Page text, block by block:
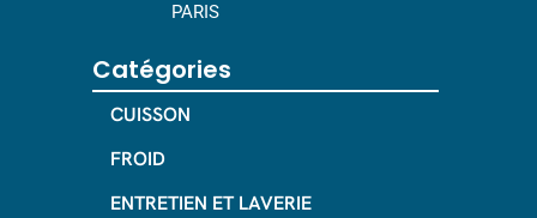
PARIS
Catégories
CUISSON
FROID
ENTRETIEN ET LAVERIE